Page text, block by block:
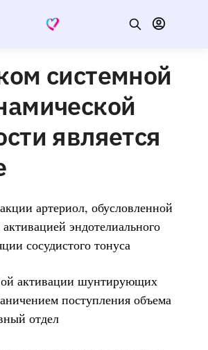
системной
является
артериол, обусловленной
эндотелиального
сосудистого тонуса
активации шунтирующих
поступления объема
отдел